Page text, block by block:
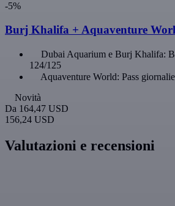
-5%
Burj Khalifa + Aquaventure
Dubai Aquarium e Burj Khalifa:
124/125
Aquaventure World: Pass
Novità
Da 164,47 USD
156,24 USD
Valutazioni e recensioni